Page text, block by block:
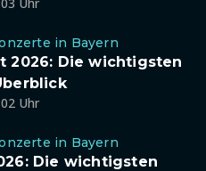
in Bayern
2026: Die wichtigsten
Uhr
in Bayern
Die wichtigsten